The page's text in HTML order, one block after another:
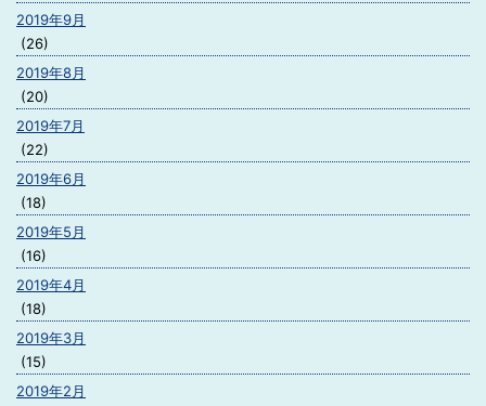
2019年9月
(26)
2019年8月
(20)
2019年7月
(22)
2019年6月
(18)
2019年5月
(16)
2019年4月
(18)
2019年3月
(15)
2019年2月